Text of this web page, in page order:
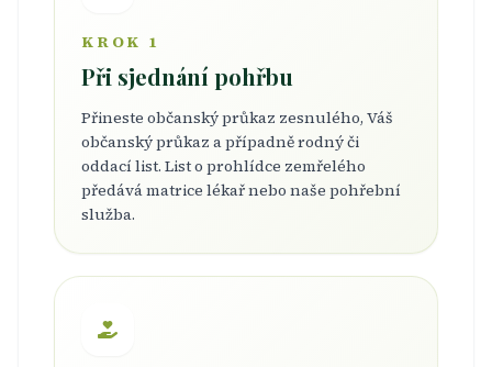
KROK 1
Při sjednání pohřbu
Přineste občanský průkaz zesnulého, Váš
občanský průkaz a případně rodný či
oddací list. List o prohlídce zemřelého
předává matrice lékař nebo naše pohřební
služba.